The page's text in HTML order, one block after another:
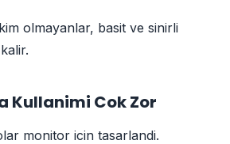
olmayanlar, basit ve sinirli
Kullanimi Cok Zor
monitor icin tasarlandi.